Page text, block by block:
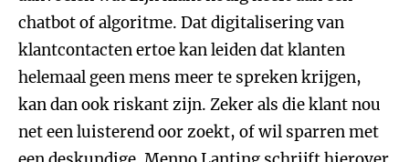
chatbot of algoritme. Dat digitalisering van
klantcontacten ertoe kan leiden dat klanten
helemaal geen mens meer te spreken krijgen,
kan dan ook riskant zijn. Zeker als die klant nou
net een luisterend oor zoekt, of wil sparren met